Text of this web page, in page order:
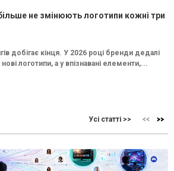
не змінюють логотипи кожні три
добігає кінця. У 2026 році бренди дедалі
логотипи, а у впізнавані елементи,...
Усі статті >>